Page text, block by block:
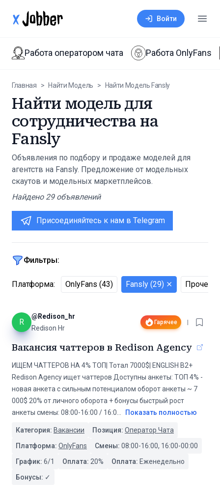
xJobber Войти
Работа оператором чата Работа OnlyFans
Главная > Найти Модель > Найти Модель Fansly
Найти модель для
сотрудничества на
Fansly
Объявления по подбору и продаже моделей для
агентств на Fansly. Предложение от модельных
скаутов и модельных маркетплейсов.
Найдено 29объявлений
Присоединяйтесь к нам в Telegram
Фильтры:
Платформа: OnlyFans (43) Fansly (29) ⨯ Прочее
R
@ Redison_hr
Redison Hr
Гарячее
Вакансия чаттеров в Redison Agency
ИЩЕМ ЧАТТЕРОВ НА 4% ТОП| Тотал 7000$| ENGLISH B2+
Redison Agency ищет чаттеров Доступны анкеты: ТОП 4% -
новая анкета с сильным потенциалом оборот анкеты ~ 7
000$ 20% от личного оборота + бонусы быстрый рост
анкеты смены: 08:00-16:00 / 16:0
Показать полностью
Категория: Вакансии Позиция: Оператор Чата
Платформа: OnlyFans Смены: 08:00-16:00, 16:00-00:00
График: 6/1 Оплата: 20% Оплата: Еженедельно
Бонусы: ✓